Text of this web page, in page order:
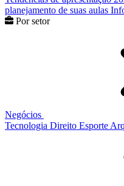
planejamento de suas aulas
Por setor
Negócios
Tecnologia Direito Esporte